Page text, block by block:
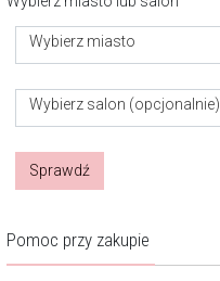
Wybierz miasto
Wybierz salon (opcjonalnie)
Sprawdź
Pomoc przy zakupie